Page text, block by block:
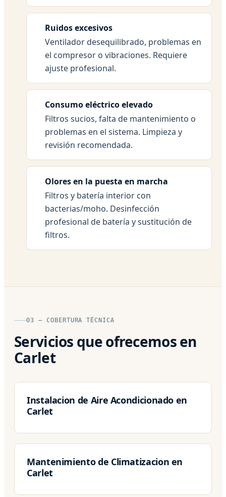
Ruidos excesivos
Ventilador desequilibrado, problemas en
el compresor o vibraciones. Requiere
ajuste profesional.
Consumo eléctrico elevado
Filtros sucios, falta de mantenimiento o
problemas en el sistema. Limpieza y
revisión recomendada.
Olores en la puesta en marcha
Filtros y batería interior con
bacterias/moho. Desinfección
profesional de batería y sustitución de
filtros.
03 — COBERTURA TÉCNICA
Servicios que ofrecemos en
Carlet
Instalacion de Aire Acondicionado en
Carlet
Mantenimiento de Climatizacion en
Carlet